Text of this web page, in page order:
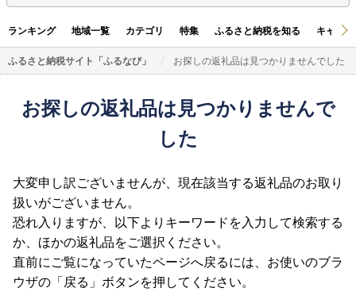
ランキング 地域一覧 カテゴリ 特集 ふるさと納税を知る キャン
ふるさと納税サイト「ふるなび」 お探しの返礼品は見つかりませんでした
お探しの返礼品は見つかりませんで
した
大変申し訳ございませんが、現在該当する返礼品のお取り
扱いがございません。
恐れ入りますが、以下よりキーワードを入力して検索する
か、ほかの返礼品をご選択ください。
直前にご覧になっていたページへ戻るには、お使いのブラ
ウザの「戻る」ボタンを押してください。